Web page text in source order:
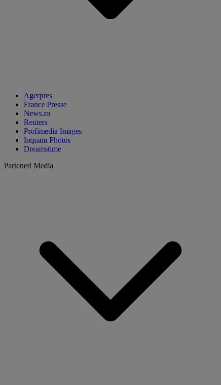
Agerpres
France Presse
News.ro
Reuters
Profimedia Images
Inquam Photos
Dreamstime
Parteneri Media